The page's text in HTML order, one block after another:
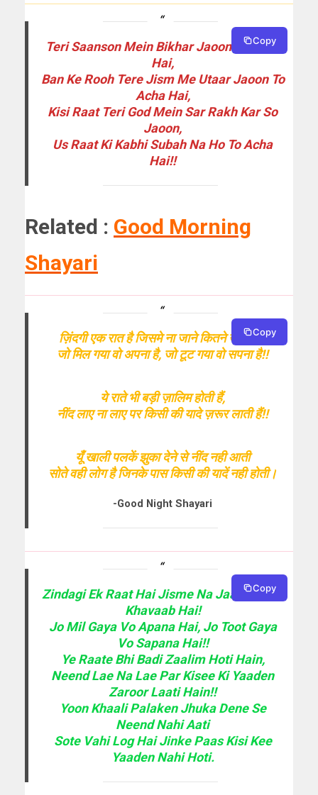
Teri Saanson Mein Bikhar Jaoon To Acha
Hai,
Ban Ke Rooh Tere Jism Me Utaar Jaoon To
Acha Hai,
Kisi Raat Teri God Mein Sar Rakh Kar So
Jaoon,
Us Raat Ki Kabhi Subah Na Ho To Acha
Hai!!
Copy
Related : Good Morning
Shayari
ज़िंदगी एक रात है जिसमे ना जाने कितने खवाब है!
जो मिल गया वो अपना है, जो टूट गया वो सपना है!!
ये राते भी बड़ी ज़ालिम होती हैं,
नींद लाए ना लाए पर किसी की यादे ज़रूर लाती हैं!!
यूँ खाली पलकें झुका देने से नींद नही आती
सोते वही लोग है जिनके पास किसी की यादें नही होती।
-Good Night Shayari
Copy
Zindagi Ek Raat Hai Jisme Na Jaane Kitne
Khavaab Hai!
Jo Mil Gaya Vo Apana Hai, Jo Toot Gaya
Vo Sapana Hai!!
Ye Raate Bhi Badi Zaalim Hoti Hain,
Neend Lae Na Lae Par Kisee Ki Yaaden
Zaroor Laati Hain!!
Yoon Khaali Palaken Jhuka Dene Se
Neend Nahi Aati
Sote Vahi Log Hai Jinke Paas Kisi Kee
Yaaden Nahi Hoti.
Copy